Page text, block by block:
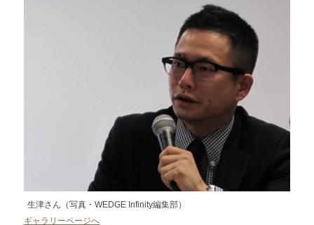
生津さん（写真・WEDGE Infinity編集部）
ギャラリーページへ